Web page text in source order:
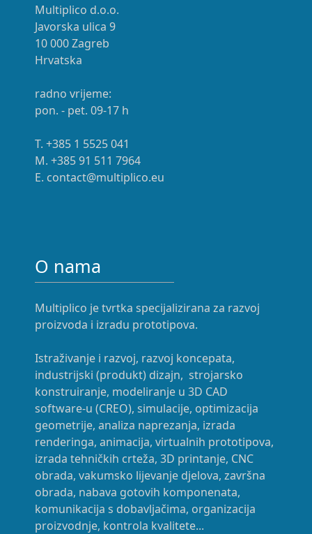
Multiplico d.o.o.
Javorska ulica 9
10 000 Zagreb
Hrvatska
radno vrijeme:
pon. - pet. 09-17 h
T. +385 1 5525 041
M. +385 91 511 7964
E. contact@multiplico.eu
O nama
Multiplico je tvrtka specijalizirana za razvoj
proizvoda i izradu prototipova.
Istraživanje i razvoj, razvoj koncepata,
industrijski (produkt) dizajn, strojarsko
konstruiranje, modeliranje u 3D CAD
software-u (CREO), simulacije, optimizacija
geometrije, analiza naprezanja, izrada
renderinga, animacija, virtualnih prototipova,
izrada tehničkih crteža, 3D printanje, CNC
obrada, vakumsko lijevanje djelova, završna
obrada, nabava gotovih komponenata,
komunikacija s dobavljačima, organizacija
proizvodnje, kontrola kvalitete...